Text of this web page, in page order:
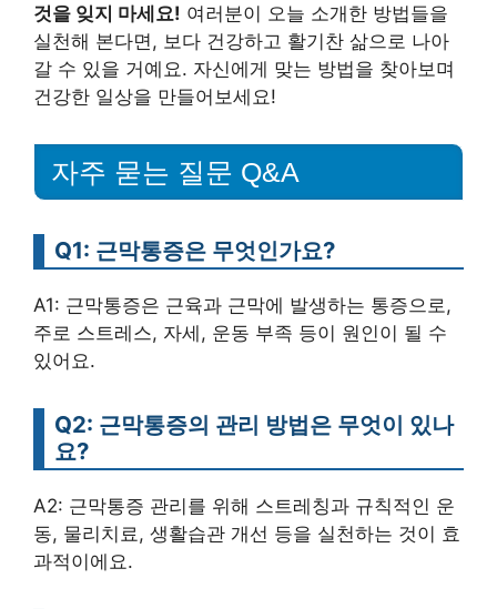
것을 잊지 마세요! 여러분이 오늘 소개한 방법들을
실천해 본다면, 보다 건강하고 활기찬 삶으로 나아
갈 수 있을 거예요. 자신에게 맞는 방법을 찾아보며
건강한 일상을 만들어보세요!
자주 묻는 질문 Q&A
Q1: 근막통증은 무엇인가요?
A1: 근막통증은 근육과 근막에 발생하는 통증으로,
주로 스트레스, 자세, 운동 부족 등이 원인이 될 수
있어요.
Q2: 근막통증의 관리 방법은 무엇이 있나
요?
A2: 근막통증 관리를 위해 스트레칭과 규칙적인 운
동, 물리치료, 생활습관 개선 등을 실천하는 것이 효
과적이에요.